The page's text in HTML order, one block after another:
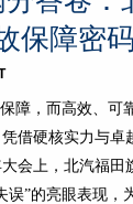
保障密码
障，而高效、可
借硬核实力与卓
会上，北汽福
”的亮眼表现，